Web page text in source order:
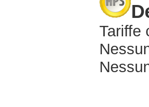
Tariffe